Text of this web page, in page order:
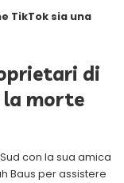
TikTok sia una
di
la morte
con la sua amica
Baus per assistere